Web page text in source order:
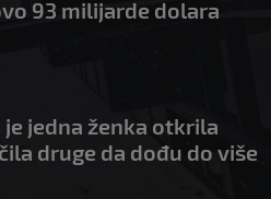
93 milijarde dolara
je jedna ženka otkrila
druge da dođu do više